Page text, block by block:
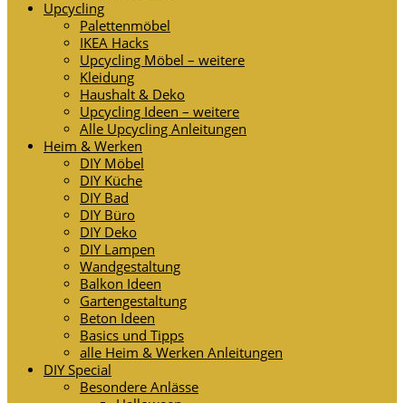
Upcycling
Palettenmöbel
IKEA Hacks
Upcycling Möbel – weitere
Kleidung
Haushalt & Deko
Upcycling Ideen – weitere
Alle Upcycling Anleitungen
Heim & Werken
DIY Möbel
DIY Küche
DIY Bad
DIY Büro
DIY Deko
DIY Lampen
Wandgestaltung
Balkon Ideen
Gartengestaltung
Beton Ideen
Basics und Tipps
alle Heim & Werken Anleitungen
DIY Special
Besondere Anlässe